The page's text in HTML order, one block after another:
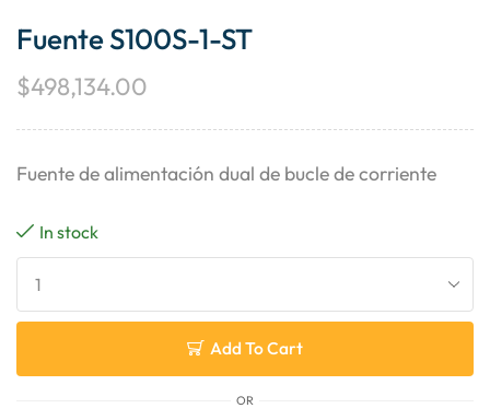
Fuente S100S-1-ST
$498,134.00
Fuente de alimentación dual de bucle de corriente
In stock
Add To Cart
OR